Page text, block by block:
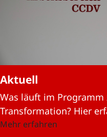
Aktuell
Was läuft im Programm
Transformation? Hier
Mehr erfahren